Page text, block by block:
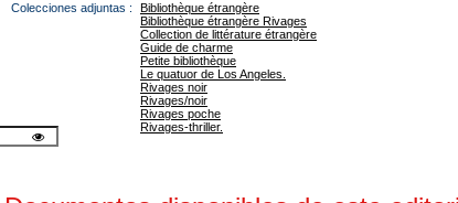
Colecciones adjuntas :
Bibliothèque étrangère
Bibliothèque étrangère Rivages
Collection de littérature étrangère
Guide de charme
Petite bibliothèque
Le quatuor de Los Angeles.
Rivages noir
Rivages/noir
Rivages poche
Rivages-thriller.